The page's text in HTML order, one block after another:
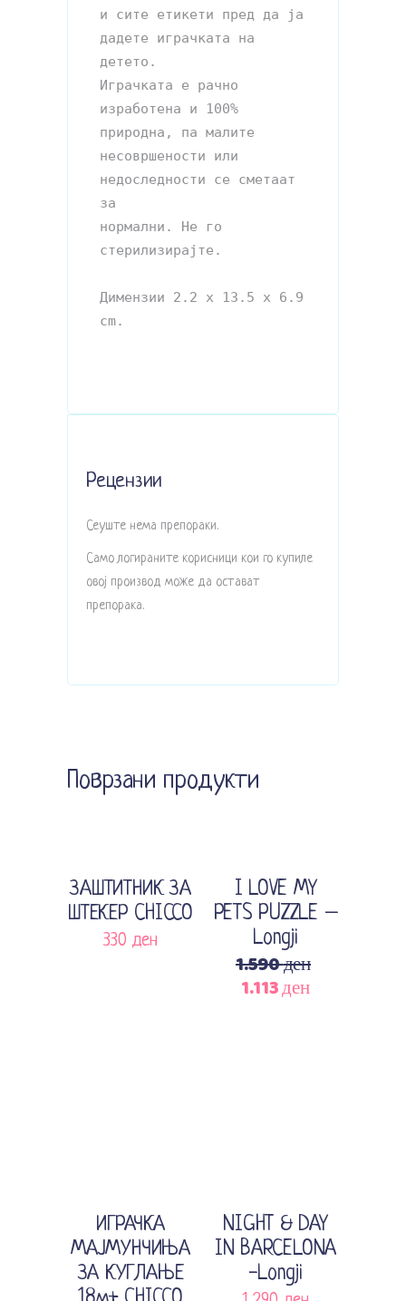
и сите етикети пред да ја
дадете играчката на
детето.
Играчката е рачно
изработена и 100%
природна, па малите
несовршености или
недоследности се сметаат
за
нормални. Не го
стерилизирајте.
Димензии 2.2 x 13.5 x 6.9
cm.
Рецензии
Сеуште нема препораки.
Само логираните корисници кои го купиле
овој производ може да остават
препорака.
Поврзани продукти
Додади во кошничка
ЗАШТИТНИК ЗА
ШТЕКЕР CHICCO
330 ден
Додади во кошничка
I LOVE MY
PETS PUZZLE –
Longji
1.590ден
Original
1.113денCurrent
ИГРАЧКА
МАЈМУНЧИЊА
ЗА КУГЛАЊЕ
Додади во кошничка
NIGHT & DAY
IN BARCELONA
-Longji